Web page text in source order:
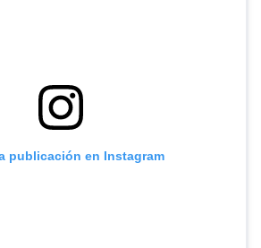
publicación en Instagram